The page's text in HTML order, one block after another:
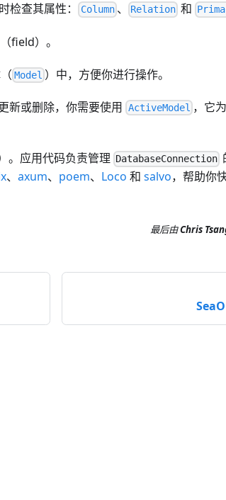
检查其属性： Column、 Relation 和
field）。
Model ）中，方便你进行操作。
新或删除，你需要使用 ActiveModel ，它
。应用代码负责管理 DatabaseConnection
、 axum、 poem、 Loco 和 salvo，帮助你
最后由Chris